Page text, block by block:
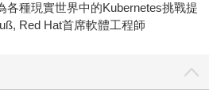
各種現實世界中的Kubernetes挑戰提
Red Hat首席軟體工程師